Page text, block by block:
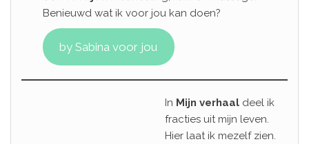
Benieuwd wat ik voor jou kan doen?
by Sabina voor jou
In Mijn verhaal deel ik
fracties uit mijn leven.
Hier laat ik mezelf zien.